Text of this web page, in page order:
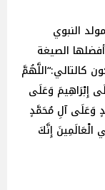
النبوي
الصيغة
كالتالي:“اللَّهُمَّ
إِبْرَاهِيمَ وَعَلَى
وَعَلَى آلِ مُحَمَّدٍ
الْعَالَمِينَ إِنَّكَ